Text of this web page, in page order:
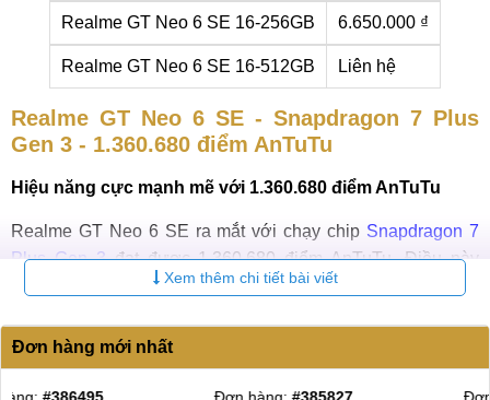
Realme GT Neo 6 SE 16-256GB 6.650.000 ₫
Realme GT Neo 6 SE 16-512GB Liên hệ
Realme GT Neo 6 SE - Snapdragon 7 Plus
Gen 3 - 1.360.680 điểm AnTuTu
Hiệu năng cực mạnh mẽ với 1.360.680 điểm AnTuTu
Realme GT Neo 6 SE ra mắt với chạy chip Snapdragon 7
Plus Gen 3đạt được 1.360.680 điểm AnTuTu. Điều này
mang đến khả năng xử lý mọi tác vụ vô cùng nhanh chóng
Có thể nói, đây là con chip cạnh tranh trực tiếp với
Xem thêm chi tiết bài viết
Đơn hàng mới nhất